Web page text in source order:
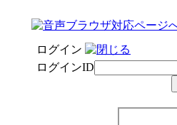
ログイン
ログインID